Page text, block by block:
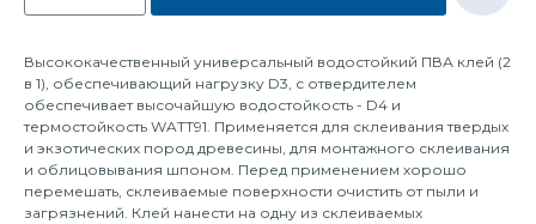
Высококачественный универсальный водостойкий ПВА клей (2
в 1), обеспечивающий нагрузку D3, с отвердителем
обеспечивает высочайшую водостойкость - D4 и
термостойкость WATT91. Применяется для склеивания твердых
и экзотических пород древесины, для монтажного склеивания
и облицовывания шпоном. Перед применением хорошо
перемешать, склеиваемые поверхности очистить от пыли и
загрязнений. Клей нанести на одну из склеиваемых